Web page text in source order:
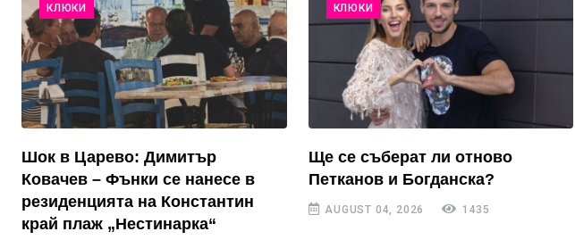
КЛЮКИ
Шок в Царево: Димитър
Ковачев – Фънки се нанесе в
резиденцията на Константин
край плаж „Нестинарка“
КЛЮКИ
Ще се съберат ли отново
Петканов и Богданска?
AUGUST 04, 2026 1435